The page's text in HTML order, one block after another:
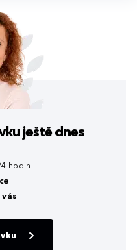
ještě dnes
hodin
vás